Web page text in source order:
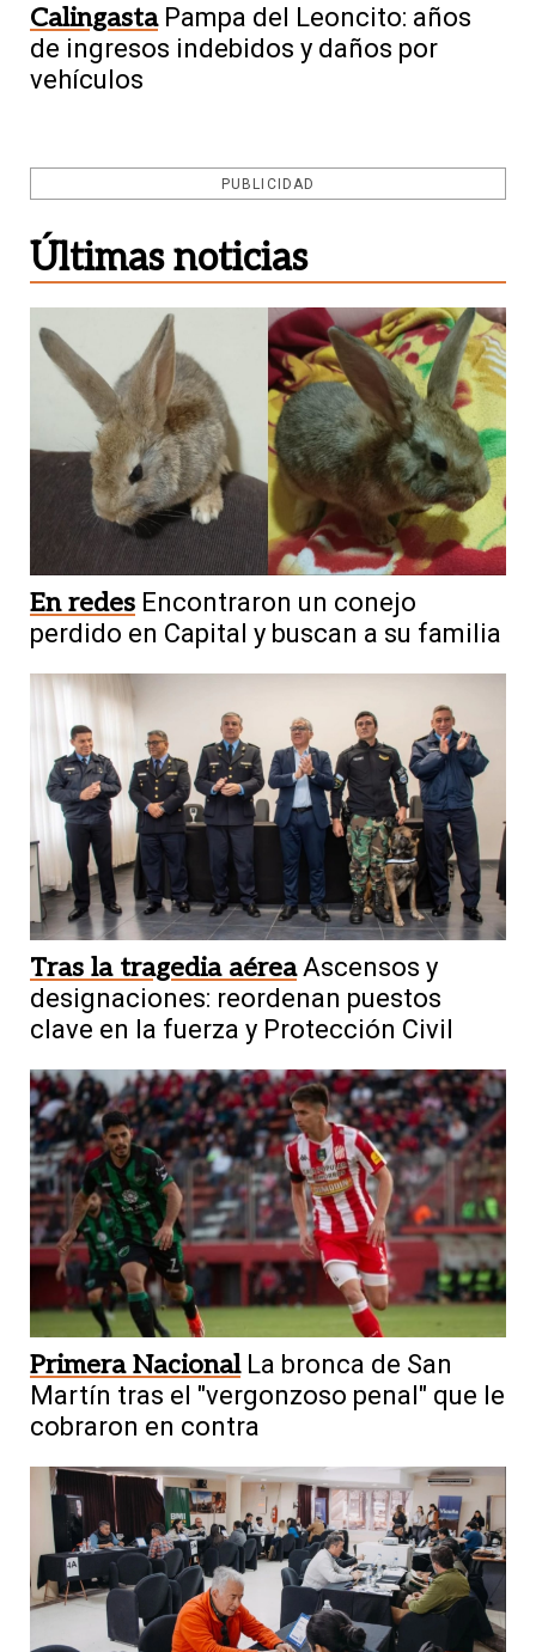
Calingasta Pampa del Leoncito: años
de ingresos indebidos y daños por
vehículos
PUBLICIDAD
Últimas noticias
En redes Encontraron un conejo
perdido en Capital y buscan a su familia
Tras la tragedia aérea Ascensos y
designaciones: reordenan puestos
clave en la fuerza y Protección Civil
Primera Nacional La bronca de San
Martín tras el "vergonzoso penal" que le
cobraron en contra